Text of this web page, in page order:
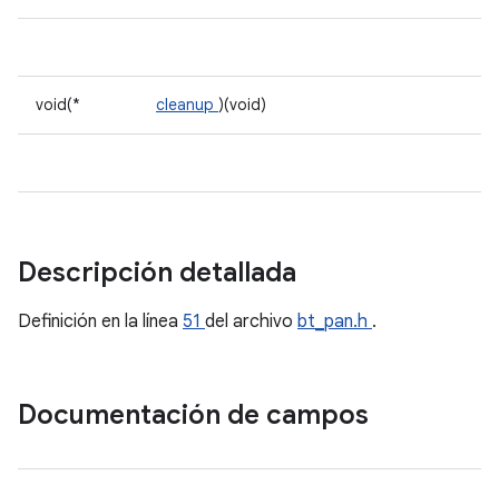
void(* cleanup )(void)
Descripción detallada
Definición en la línea 51 del archivo bt_pan.h .
Documentación de campos